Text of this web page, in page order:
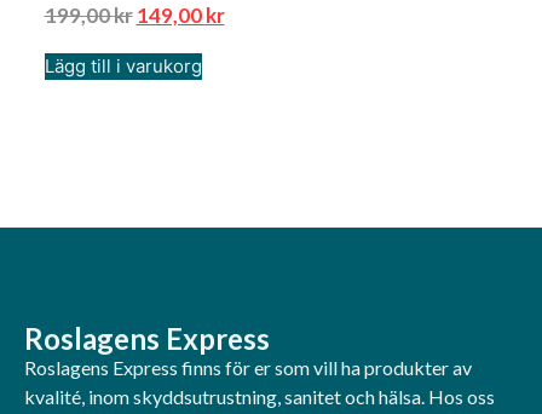
199,00kr 149,00kr
Lägg till i varukorg
Roslagens Express
Roslagens Express finns för er som vill ha produkter av
kvalité, inom skyddsutrustning, sanitet och hälsa. Hos oss